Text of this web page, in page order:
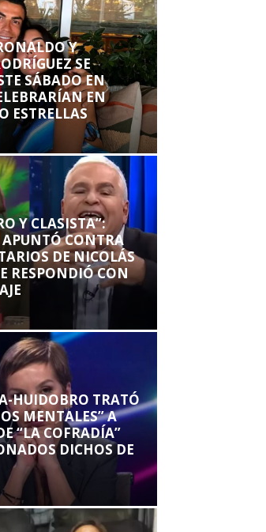
Y
SE
SÁBADO EN
EN
ESTRELLAS
Y CLASISTA”:
APUNTÓ CONTRA
DE NICOLÁS
RESPONDIÓ CON
HUIDOBRO TRATÓ
MENTALES” A
“LA COFRADÍA”
DICHOS DE